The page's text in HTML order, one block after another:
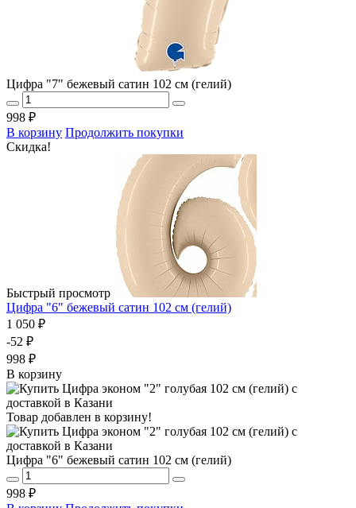
Цифра "7" бежевый сатин 102 см (гелий)
998 ₽
В корзину Продолжить покупки
Скидка!
Быстрый просмотр
Цифра "6" бежевый сатин 102 см (гелий)
1 050 ₽
-52 ₽
998 ₽
В корзину
Товар добавлен в корзину!
Цифра "6" бежевый сатин 102 см (гелий)
998 ₽